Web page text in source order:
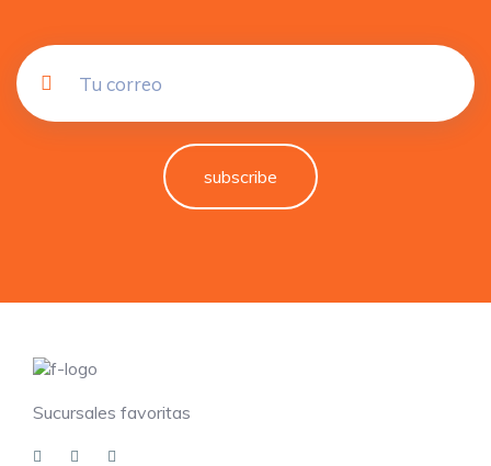
subscribe
Sucursales favoritas